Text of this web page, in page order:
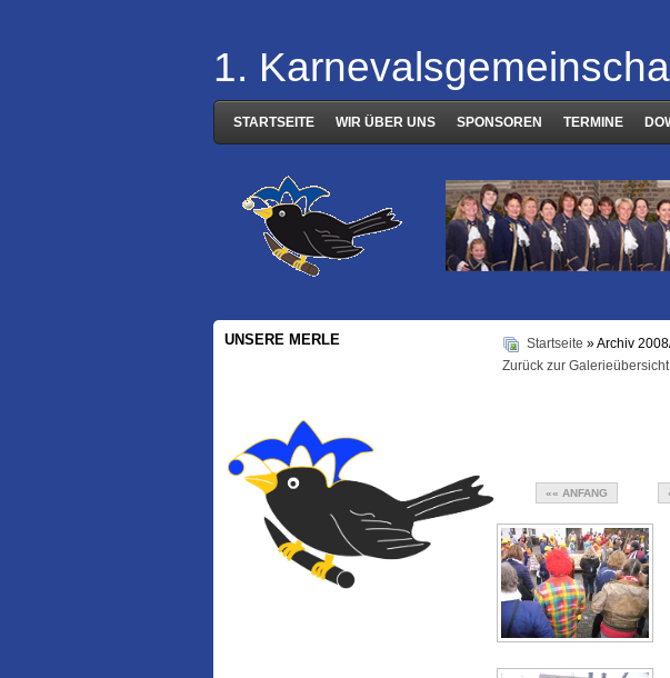
1.
STARTSEITE WIR ÜBER UNS SPONSOREN TERMINE
Startseite » Archiv
Zurück zur Galerieübersicht
«« ANFANG
UNSERE MERLE